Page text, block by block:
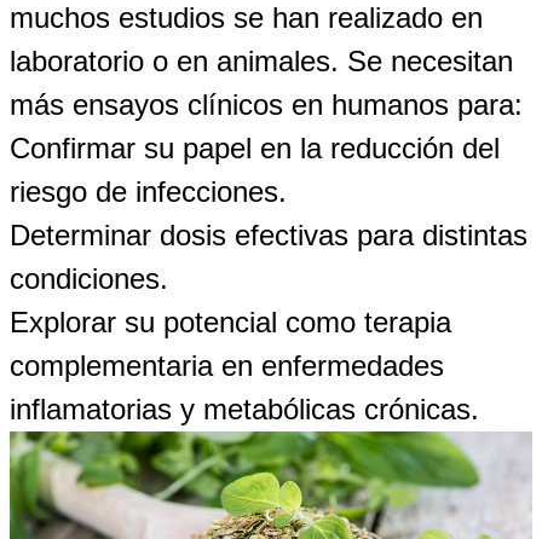
muchos estudios se han realizado en
laboratorio o en animales. Se necesitan
más ensayos clínicos en humanos para:
Confirmar su papel en la reducción del
riesgo de infecciones.
Determinar dosis efectivas para distintas
condiciones.
Explorar su potencial como terapia
complementaria en enfermedades
inflamatorias y metabólicas crónicas.